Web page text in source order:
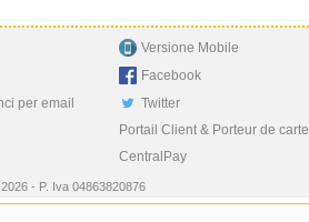
per email
Versione Mobile
Facebook
Twitter
Portail Client & Porteur de carte
CentralPay
- P. Iva 04863820876